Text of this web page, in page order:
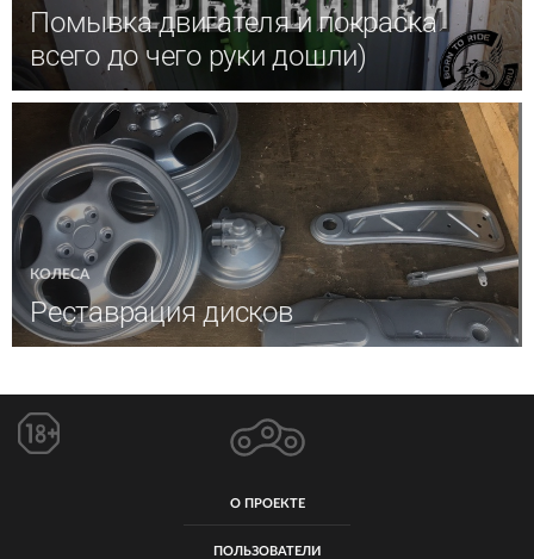
Помывка двигателя и покраска
всего до чего руки дошли)
КОЛЕСА
Реставрация дисков
О ПРОЕКТЕ
ПОЛЬЗОВАТЕЛИ